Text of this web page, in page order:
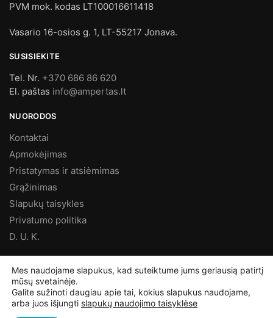
PVM mok. kodas LT100016611418
Vasario 16-osios g. 1, LT-55217 Jonava.
SUSISIEKITE
Tel. Nr. +370 686 86 620
El. paštas info@ampertas.lt
NUORODOS
Kontaktai
Apmokėjimas
Pristatymas ir atsiėmimas
Grąžinimas
Slapukų taisykles
Privatumo politika
D. U. K.
©Ampertas.lt2025, Visos teisės saugomos
Mes naudojame slapukus, kad suteiktume jums geriausią patirtį
mūsų svetainėje.
Galite sužinoti daugiau apie tai, kokius slapukus naudojame,
arba juos išjungti slapukų naudojimo taisyklėse